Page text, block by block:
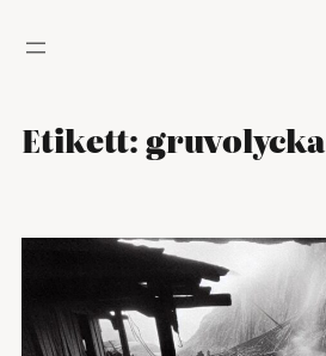
till
Etikett:gruvolycka